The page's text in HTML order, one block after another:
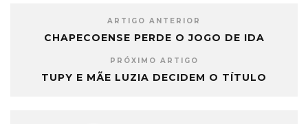
ARTIGO ANTERIOR
CHAPECOENSE PERDE O JOGO DE IDA
PRÓXIMO ARTIGO
TUPY E MÃE LUZIA DECIDEM O TÍTULO